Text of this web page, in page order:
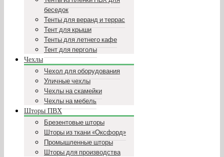
беседок
Тенты для веранд и террас
Тент для крыши
Тенты для летнего кафе
Тент для перголы
Чехлы
Чехол для оборудования
Уличные чехлы
Чехлы на скамейки
Чехлы на мебель
Шторы ПВХ
Брезентовые шторы
Шторы из ткани «Оксфорд»
Промышленные шторы
Шторы для производства